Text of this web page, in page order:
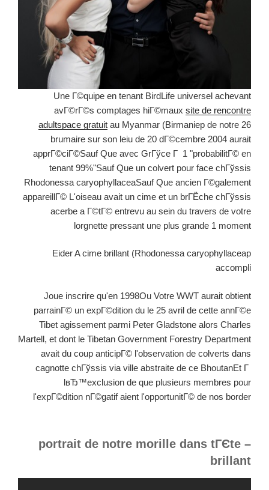
Une Г©quipe en tenant BirdLife universel achevant
avГ©rГ©s comptages hiГ©maux site de rencontre
adultspace gratuit au Myanmar (Birmaniep de notre 26
brumaire sur son leiu de 20 dГ©cembre 2004 aurait
apprГ©ciГ©Sauf Que avec GrГўce Г 1 "probabilitГ© en
tenant 99%"Sauf Que un colvert pour face chГўssis
Rhodonessa caryophyllaceaSauf Que ancien Г©galement
appareillГ© L'oiseau avait un cime et un brГЁche chГўssis
acerbe a Г©tГ© entrevu au sein du travers de votre
lorgnette pressant une plus grande 1 moment
Eider A cime brillant (Rhodonessa caryophyllaceap
accompli
Joue inscrire qu'en 1998Ou Votre WWT aurait obtient
parrainГ© un expГ©dition du le 25 avril de cette annГ©e
Tibet agissement parmi Peter Gladstone alors Charles
Martell, et dont le Tibetan Government Forestry Department
avait du coup anticipГ© l'observation de colverts dans
cagnotte chГўssis via ville abstraite de ce BhoutanEt Г
lвЂ™exclusion de que plusieurs membres pour
l'expГ©dition nГ©gatif aient l'opportunitГ© de nos border
– portrait de notre morille dans tГЄte
brillant